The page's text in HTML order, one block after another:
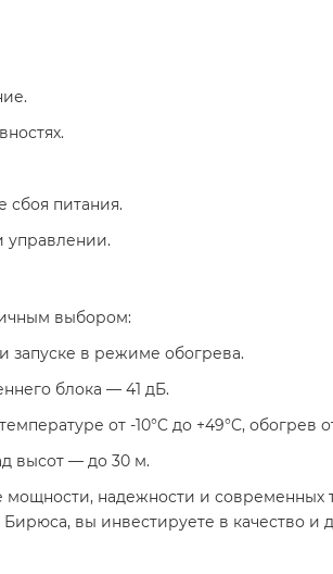
сбоя питания.
управлении.
выбором:
запуске в режиме обогрева.
блока — 41 дБ.
от -10°C до +49°C, обогрев
высот — до 30 м.
надежности и
вы инвестируете в качество и